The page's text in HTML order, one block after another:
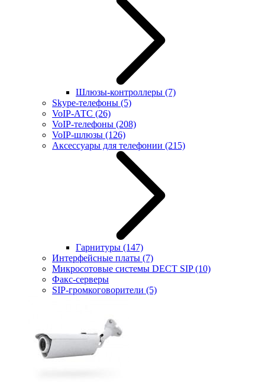
Шлюзы-контроллеры (7)
Skype-телефоны (5)
VoIP-АТС (26)
VoIP-телефоны (208)
VoIP-шлюзы (126)
Аксессуары для телефонии (215)
Гарнитуры (147)
Интерфейсные платы (7)
Микросотовые системы DECT SIP(10)
Факс-серверы
SIP-громкоговорители (5)